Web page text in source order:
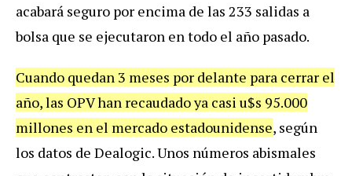
acabará seguro por encima de las 233 salidas a
bolsa que se ejecutaron en todo el año pasado.
Cuando quedan 3 meses por delante para cerrar el
año, las OPV han recaudado ya casi u$s 95.000
millones en el mercado estadounidense, según
los datos de Dealogic. Unos números abismales